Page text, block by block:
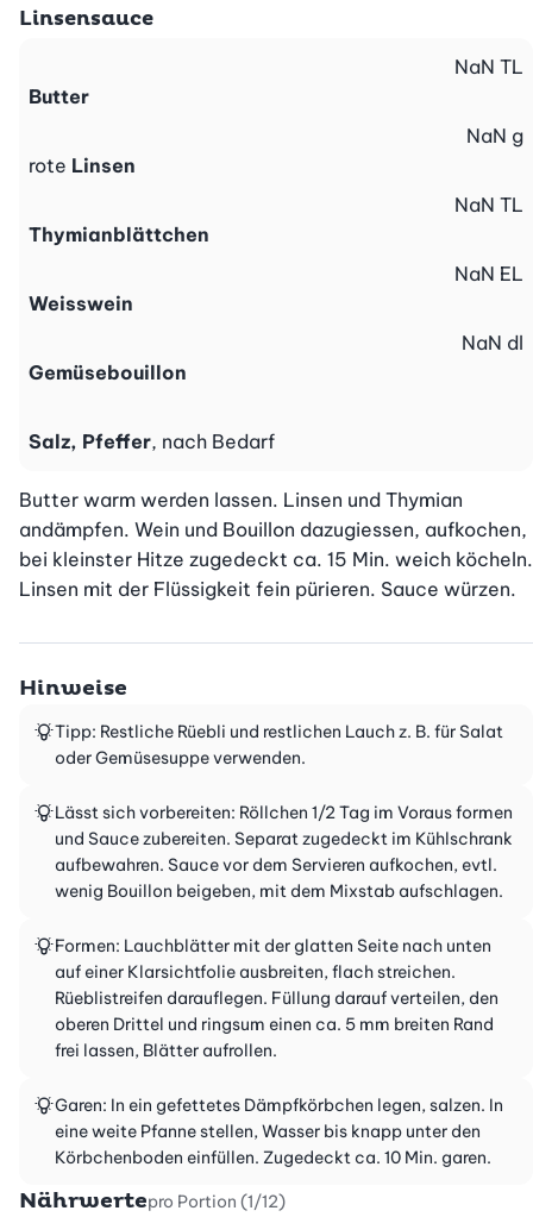
Linsensauce
Butter
NaN TL
rote Linsen
NaN g
Thymianblättchen
NaN TL
Weisswein
NaN EL
Gemüsebouillon
NaN dl
Salz, Pfeffer, nach Bedarf
Butter warm werden lassen. Linsen und Thymian
andämpfen. Wein und Bouillon dazugiessen, aufkochen,
bei kleinster Hitze zugedeckt ca. 15 Min. weich köcheln.
Linsen mit der Flüssigkeit fein pürieren. Sauce würzen.
Hinweise
Tipp: Restliche Rüebli und restlichen Lauch z. B. für Salat
oder Gemüsesuppe verwenden.
Lässt sich vorbereiten: Röllchen 1/2 Tag im Voraus formen
und Sauce zubereiten. Separat zugedeckt im Kühlschrank
aufbewahren. Sauce vor dem Servieren aufkochen, evtl.
wenig Bouillon beigeben, mit dem Mixstab aufschlagen.
Formen: Lauchblätter mit der glatten Seite nach unten
auf einer Klarsichtfolie ausbreiten, flach streichen.
Rüeblistreifen darauflegen. Füllung darauf verteilen, den
oberen Drittel und ringsum einen ca. 5 mm breiten Rand
frei lassen, Blätter aufrollen.
Garen: In ein gefettetes Dämpfkörbchen legen, salzen. In
eine weite Pfanne stellen, Wasser bis knapp unter den
Körbchenboden einfüllen. Zugedeckt ca. 10 Min. garen.
Nährwertepro Portion (1/12)